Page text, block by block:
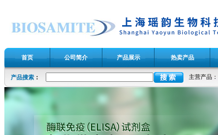
首页 公司简介 产品展示 热卖产品
产品搜索： 主营产品：